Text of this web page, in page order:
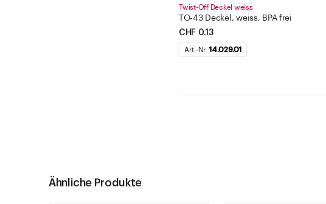
Twist-Off Deckel weiss
TO-43 Deckel, weiss, BPA frei
CHF 0.13
Art.-Nr.14.029.01
Ähnliche Produkte